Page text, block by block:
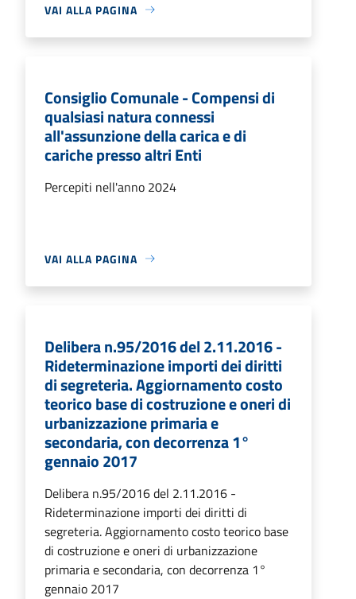
VAI ALLA PAGINA
Consiglio Comunale - Compensi di
qualsiasi natura connessi
all'assunzione della carica e di
cariche presso altri Enti
Percepiti nell'anno 2024
VAI ALLA PAGINA
Delibera n.95/2016 del 2.11.2016 -
Rideterminazione importi dei diritti
di segreteria. Aggiornamento costo
teorico base di costruzione e oneri di
urbanizzazione primaria e
secondaria, con decorrenza 1°
gennaio 2017
Delibera n.95/2016 del 2.11.2016 -
Rideterminazione importi dei diritti di
segreteria. Aggiornamento costo teorico base
di costruzione e oneri di urbanizzazione
primaria e secondaria, con decorrenza 1°
gennaio 2017